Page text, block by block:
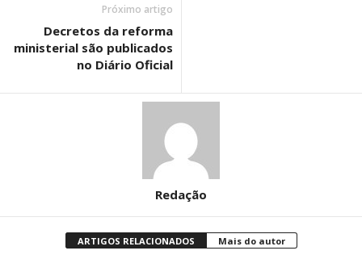
Próximo artigo
Decretos da reforma
ministerial são publicados
no Diário Oficial
Redação
ARTIGOS RELACIONADOS Mais do autor